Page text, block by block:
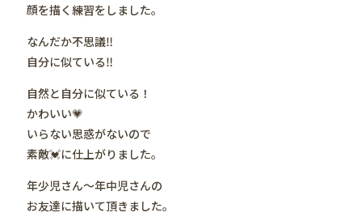
顔を描く練習をしました。
なんだか不思議‼️
自分に似ている‼️
自然と自分に似ている！
かわいい💗
いらない思惑がないので
素敵💓に仕上がりました。
年少児さん〜年中児さんの
お友達に描いて頂きました。